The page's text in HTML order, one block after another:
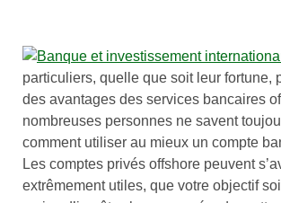
particuliers, quelle que soit leur fortune,
des avantages des services bancaires
nombreuses personnes ne savent
comment utiliser au mieux un compte
Les comptes privés offshore peuvent
extrêmement utiles, que votre objectif